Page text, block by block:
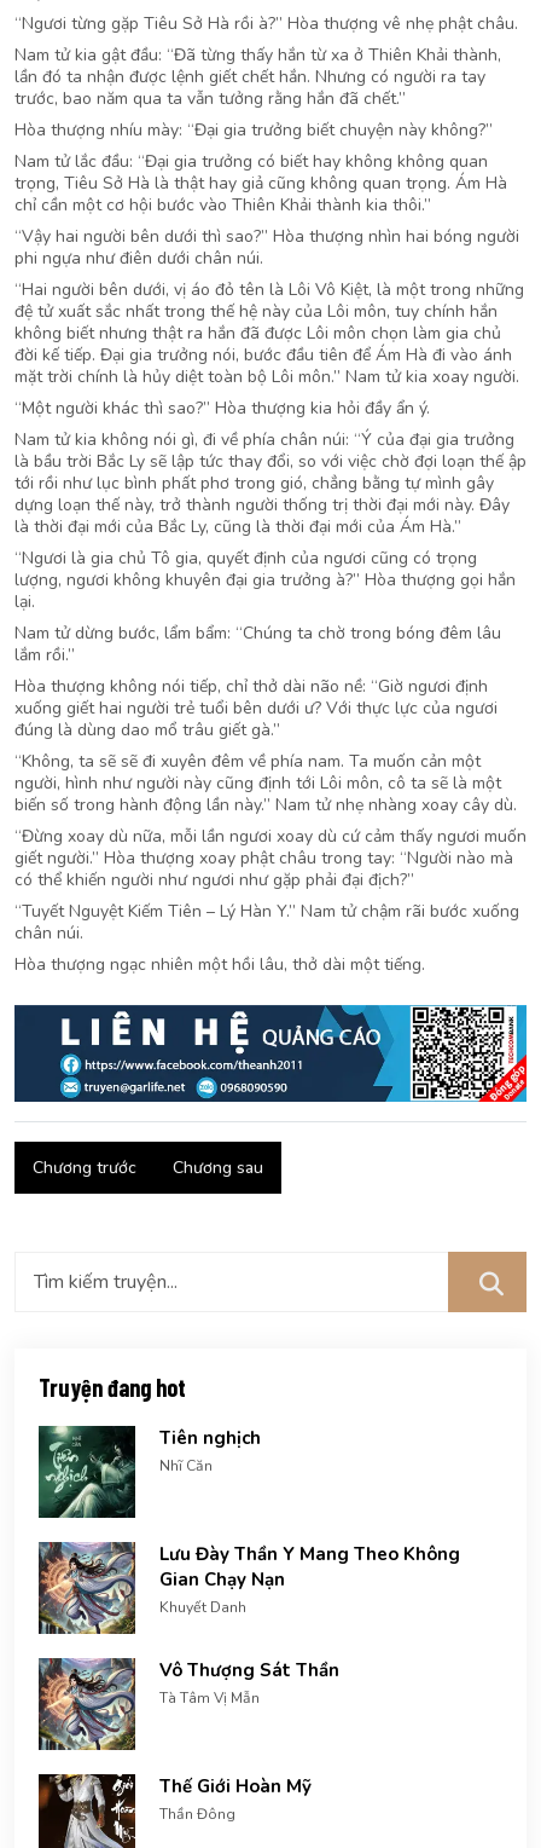
“Ngươi từng gặp Tiêu Sở Hà rồi à?” Hòa thượng vê nhẹ phật châu.
Nam tử kia gật đầu: “Đã từng thấy hắn từ xa ở Thiên Khải thành,
lần đó ta nhận được lệnh giết chết hắn. Nhưng có người ra tay
trước, bao năm qua ta vẫn tưởng rằng hắn đã chết.”
Hòa thượng nhíu mày: “Đại gia trưởng biết chuyện này không?”
Nam tử lắc đầu: “Đại gia trưởng có biết hay không không quan
trọng, Tiêu Sở Hà là thật hay giả cũng không quan trọng. Ám Hà
chỉ cần một cơ hội bước vào Thiên Khải thành kia thôi.”
“Vậy hai người bên dưới thì sao?” Hòa thượng nhìn hai bóng người
phi ngựa như điên dưới chân núi.
“Hai người bên dưới, vị áo đỏ tên là Lôi Vô Kiệt, là một trong những
đệ tử xuất sắc nhất trong thế hệ này của Lôi môn, tuy chính hắn
không biết nhưng thật ra hắn đã được Lôi môn chọn làm gia chủ
đời kế tiếp. Đại gia trưởng nói, bước đầu tiên để Ám Hà đi vào ánh
mặt trời chính là hủy diệt toàn bộ Lôi môn.” Nam tử kia xoay người.
“Một người khác thì sao?” Hòa thượng kia hỏi đầy ẩn ý.
Nam tử kia không nói gì, đi về phía chân núi: “Ý của đại gia trưởng
là bầu trời Bắc Ly sẽ lập tức thay đổi, so với việc chờ đợi loạn thế ập
tới rồi như lục bình phất phơ trong gió, chẳng bằng tự mình gây
dựng loạn thế này, trở thành người thống trị thời đại mới này. Đây
là thời đại mới của Bắc Ly, cũng là thời đại mới của Ám Hà.”
“Ngươi là gia chủ Tô gia, quyết định của ngươi cũng có trọng
lượng, ngươi không khuyên đại gia trưởng à?” Hòa thượng gọi hắn
lại.
Nam tử dừng bước, lẩm bẩm: “Chúng ta chờ trong bóng đêm lâu
lắm rồi.”
Hòa thượng không nói tiếp, chỉ thở dài não nề: “Giờ ngươi định
xuống giết hai người trẻ tuổi bên dưới ư? Với thực lực của ngươi
đúng là dùng dao mổ trâu giết gà.”
“Không, ta sẽ sẽ đi xuyên đêm về phía nam. Ta muốn cản một
người, hình như người này cũng định tới Lôi môn, cô ta sẽ là một
biến số trong hành động lần này.” Nam tử nhẹ nhàng xoay cây dù.
“Đừng xoay dù nữa, mỗi lần ngươi xoay dù cứ cảm thấy ngươi muốn
giết người.” Hòa thượng xoay phật châu trong tay: “Người nào mà
có thể khiến người như ngươi như gặp phải đại địch?”
“Tuyết Nguyệt Kiếm Tiên – Lý Hàn Y.” Nam tử chậm rãi bước xuống
chân núi.
Hòa thượng ngạc nhiên một hồi lâu, thở dài một tiếng.
Chương trước Chương sau
Truyện đang hot
Tiên nghịch
Nhĩ Căn
Lưu Đày Thần Y Mang Theo Không
Gian Chạy Nạn
Khuyết Danh
Vô Thượng Sát Thần
Tà Tâm Vị Mẫn
Thế Giới Hoàn Mỹ
Thần Đông